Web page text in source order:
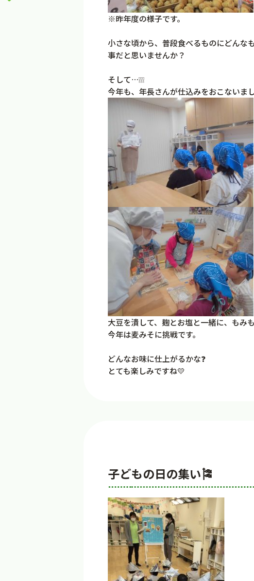
※昨年度の様子です。
小さな頃から、普段食べるものにどんな
事だと思いませんか？
そして…❕❕❕
今年も、年長さんが仕込みをおこないまし
大豆を潰して、麹とお塩と一緒に、もみ
今年は麦みそに挑戦です。
どんなお味に仕上がるかな❓
とても楽しみですね💛
子どもの日の集い🎏